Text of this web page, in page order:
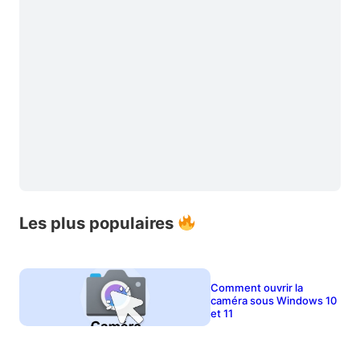
Les plus populaires
Comment ouvrir la
caméra sous Windows 10
et 11